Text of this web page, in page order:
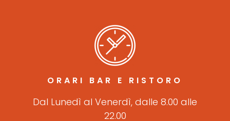
ORARI BAR E RISTORO
Dal Lunedì al Venerdì, dalle 8.00 alle
22.00